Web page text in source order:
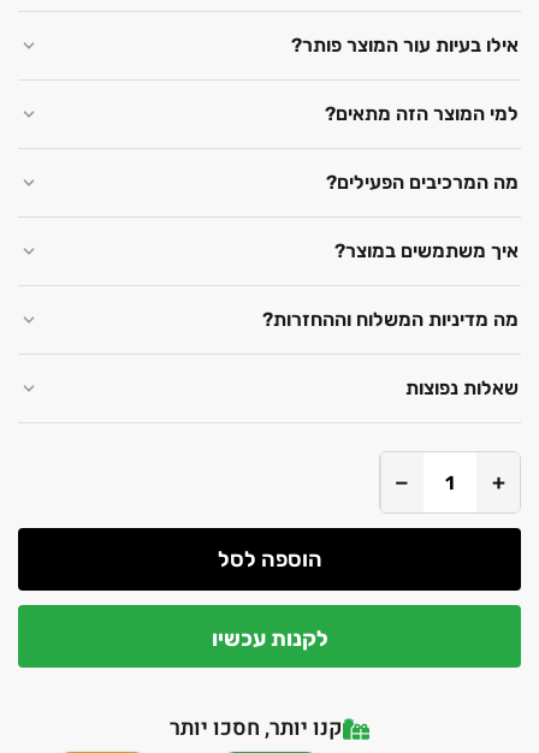
אילו בעיות עור המוצר פותר?
למי המוצר הזה מתאים?
מה המרכיבים הפעילים?
איך משתמשים במוצר?
מה מדיניות המשלוח וההחזרות?
שאלות נפוצות
+
−
הוספה לסל
לקנות עכשיו
קנו יותר, חסכו יותר